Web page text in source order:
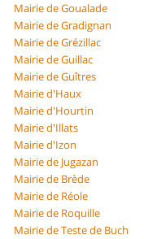
Mairie de Goualade
Mairie de Gradignan
Mairie de Grézillac
Mairie de Guillac
Mairie de Guîtres
Mairie d'Haux
Mairie d'Hourtin
Mairie d'Illats
Mairie d'Izon
Mairie de Jugazan
Mairie de Brède
Mairie de Réole
Mairie de Roquille
Mairie de Teste de Buch